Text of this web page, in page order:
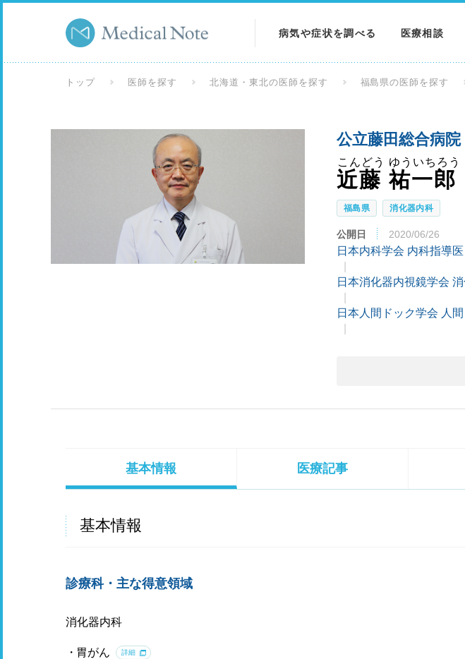
病気や症状を調べる
検査を調べる
医療相談
トップ 医師を探す 北海道・東北の医師を探す 福島県の医師を探す
公立藤田総合病院
近藤 祐一郎
こんどう ゆういちろう
福島県 消化器内科
公開日 2020/06/26
日本内科学会 内科指導医
日本消化器内視鏡学会
日本人間ドック学会 人
基本情報 医療記事
基本情報
診療科・主な得意領域
消化器内科
胃がん 詳細